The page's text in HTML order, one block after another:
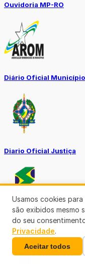
Ouvidoria MP-RO
Diário Oficial
Diario Oficial Justiça
SINE Municipal
Usamos cookies
são exibidos mesmo
do seu
Privacidade.
Aceitar todos